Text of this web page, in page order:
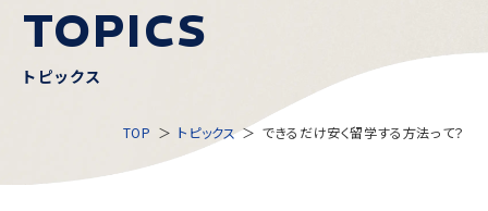
TOPICS
トピックス
TOP トピックス できるだけ安く留学する方法って？